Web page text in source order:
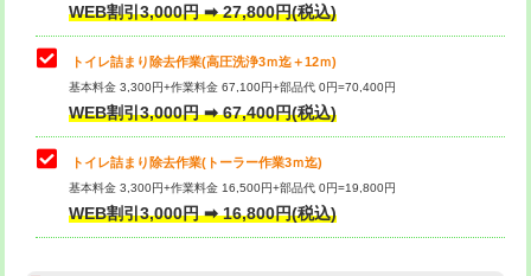
WEB割引3,000円 ➡ 27,800円(税込)
トイレ詰まり除去作業(高圧洗浄3ｍ迄＋12ｍ)
基本料金 3,300円+作業料金 67,100円+部品代 0円=70,400円
WEB割引3,000円 ➡ 67,400円(税込)
トイレ詰まり除去作業(トーラー作業3ｍ迄)
基本料金 3,300円+作業料金 16,500円+部品代 0円=19,800円
WEB割引3,000円 ➡ 16,800円(税込)